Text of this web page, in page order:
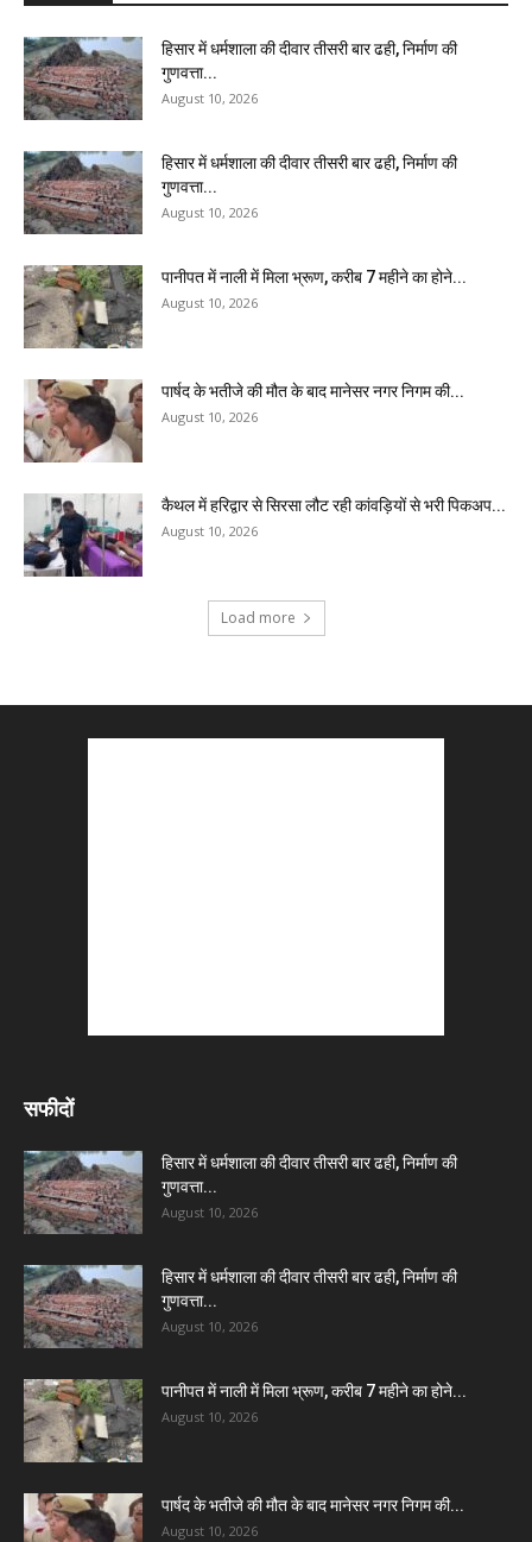
हिसार में धर्मशाला की दीवार तीसरी बार ढही, निर्माण की
गुणवत्ता...
August 10, 2026
हिसार में धर्मशाला की दीवार तीसरी बार ढही, निर्माण की
गुणवत्ता...
August 10, 2026
पानीपत में नाली में मिला भ्रूण, करीब 7 महीने का होने...
August 10, 2026
पार्षद के भतीजे की मौत के बाद मानेसर नगर निगम की...
August 10, 2026
कैथल में हरिद्वार से सिरसा लौट रही कांवड़ियों से भरी पिकअप...
August 10, 2026
Load more
सफीदों
हिसार में धर्मशाला की दीवार तीसरी बार ढही, निर्माण की
गुणवत्ता...
August 10, 2026
हिसार में धर्मशाला की दीवार तीसरी बार ढही, निर्माण की
गुणवत्ता...
August 10, 2026
पानीपत में नाली में मिला भ्रूण, करीब 7 महीने का होने...
August 10, 2026
पार्षद के भतीजे की मौत के बाद मानेसर नगर निगम की...
August 10, 2026